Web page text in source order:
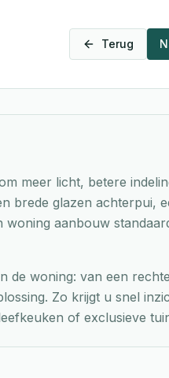
Terug
meer licht, betere
brede glazen achterpui,
aanbouw
de woning: van een
Zo krijgt u snel
of exclusieve